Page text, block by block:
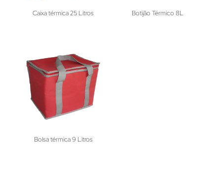
Caixa térmica 25 Litros Botijão Térmico 8L
Bolsa térmica 9 Litros